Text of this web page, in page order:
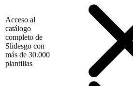
Acceso al
catálogo
completo de
Slidesgo con
más de 30.000
plantillas